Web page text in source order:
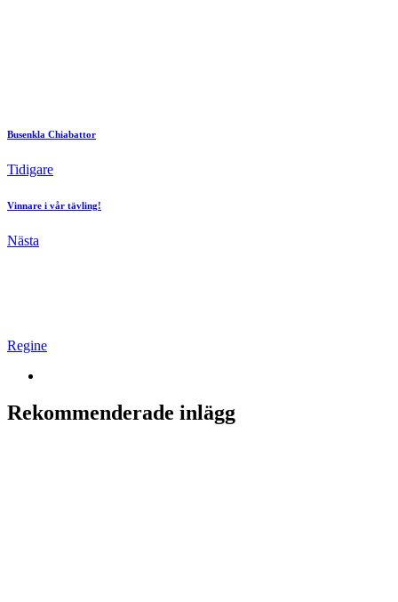
Busenkla Chiabattor
Tidigare
Vinnare i vår tävling!
Nästa
Regine
Rekommenderade inlägg